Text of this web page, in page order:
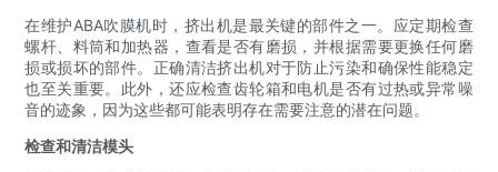
在维护ABA吹膜机时，挤出机是最关键的部件之一。应定期检查
螺杆、料筒和加热器，查看是否有磨损，并根据需要更换任何磨
损或损坏的部件。正确清洁挤出机对于防止污染和确保性能稳定
也至关重要。此外，还应检查齿轮箱和电机是否有过热或异常噪
音的迹象，因为这些都可能表明存在需要注意的潜在问题。
检查和清洁模头